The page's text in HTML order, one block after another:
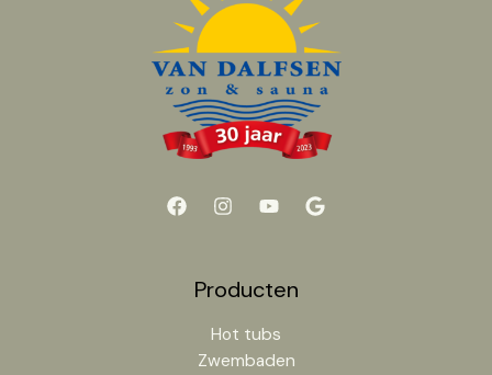
Producten
Hot tubs
Zwembaden